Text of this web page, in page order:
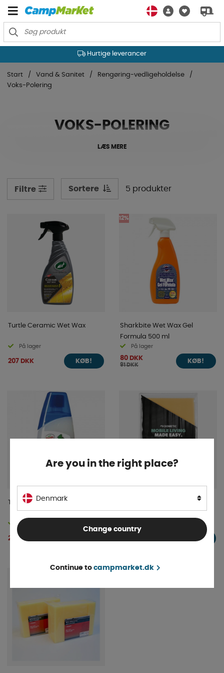
Hurtige leverancer
Start Vand & Sanitet
Rengøring-vedligeholdelse
Voks-Polering
VOKS-POLERING
LÆS MERE
Filtre Sortere 5 produkter
Turtle Ceramic Wet Wax
På lager
207 DKK KØB!
12%
Sharkbite Wet Wax Gel
Formula 500 ml
På lager
80 DKK
91 DKK
KØB!
Turtle Caravan Sealer 500ML
På lager
211 DKK
Dometic Poleringsklud til
KØB!
Are you in the right place?
Denmark
Change country
Continue to campmarket.dk